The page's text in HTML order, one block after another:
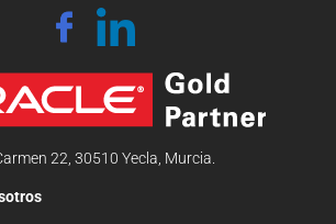
22, 30510 Yecla, Murcia.